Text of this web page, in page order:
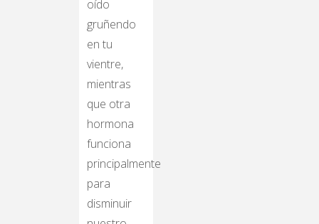
oído
gruñendo
en tu
vientre,
mientras
que otra
hormona
funciona
principalmente
para
disminuir